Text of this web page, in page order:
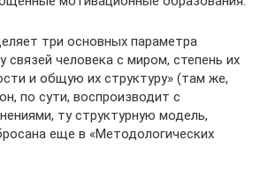
три основных параметра
связей человека с миром, степень их
и общую их структуру» (там же,
по сути, воспроизводит с
ту структурную модель,
еще в «Методологических